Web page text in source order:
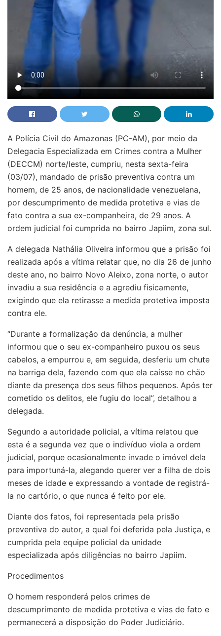
A Polícia Civil do Amazonas (PC-AM), por meio da
Delegacia Especializada em Crimes contra a Mulher
(DECCM) norte/leste, cumpriu, nesta sexta-feira
(03/07), mandado de prisão preventiva contra um
homem, de 25 anos, de nacionalidade venezuelana,
por descumprimento de medida protetiva e vias de
fato contra a sua ex-companheira, de 29 anos. A
ordem judicial foi cumprida no bairro Japiim, zona sul.
A delegada Nathália Oliveira informou que a prisão foi
realizada após a vítima relatar que, no dia 26 de junho
deste ano, no bairro Novo Aleixo, zona norte, o autor
invadiu a sua residência e a agrediu fisicamente,
exigindo que ela retirasse a medida protetiva imposta
contra ele.
“Durante a formalização da denúncia, a mulher
informou que o seu ex-companheiro puxou os seus
cabelos, a empurrou e, em seguida, desferiu um chute
na barriga dela, fazendo com que ela caísse no chão
diante da presença dos seus filhos pequenos. Após ter
cometido os delitos, ele fugiu do local”, detalhou a
delegada.
Segundo a autoridade policial, a vítima relatou que
esta é a segunda vez que o indivíduo viola a ordem
judicial, porque ocasionalmente invade o imóvel dela
para importuná-la, alegando querer ver a filha de dois
meses de idade e expressando a vontade de registrá-
la no cartório, o que nunca é feito por ele.
Diante dos fatos, foi representada pela prisão
preventiva do autor, a qual foi deferida pela Justiça, e
cumprida pela equipe policial da unidade
especializada após diligências no bairro Japiim.
Procedimentos
O homem responderá pelos crimes de
descumprimento de medida protetiva e vias de fato e
permanecerá a disposição do Poder Judiciário.